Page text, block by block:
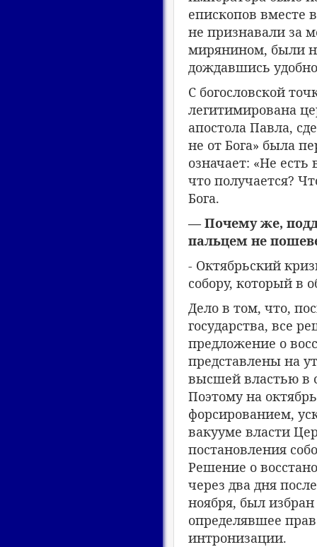
епископов вместе
не признавали за
мирянином, были
дождавшись
С богословской
легитимирована
апостола Павла,
не от Бога» была
означает: «Не есть
что получается?
Бога.
— Почему же,
пальцем не
- Октябрьский
собору, который в
Дело в том, что,
государства, все
предложение о
представлены на
высшей властью в
Поэтому на
форсированием,
вакууме власти
постановления
Решение о
через два дня
ноября, был
определявшее
интронизации.